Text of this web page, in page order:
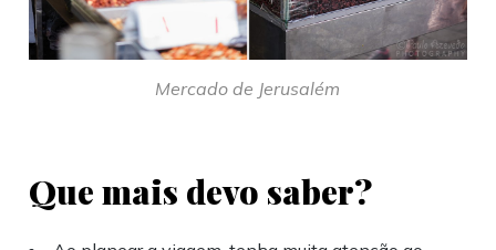
Mercado de Jerusalém
Que mais devo saber?